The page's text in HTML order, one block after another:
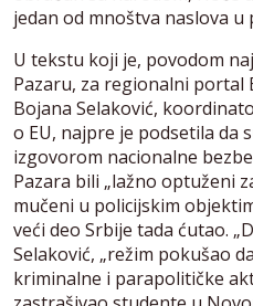
jedan od mnoštva naslova
U tekstu koji je, povodom
Pazaru, za regionalni portal
Bojana Selaković,
o EU, najpre je podsetila da
izgovorom nacionalne
Pazara bili „lažno optuženi
mučeni u policijskim
veći deo Srbije tada ćutao.
Selaković, „režim pokušao
kriminalne i parapolitičke